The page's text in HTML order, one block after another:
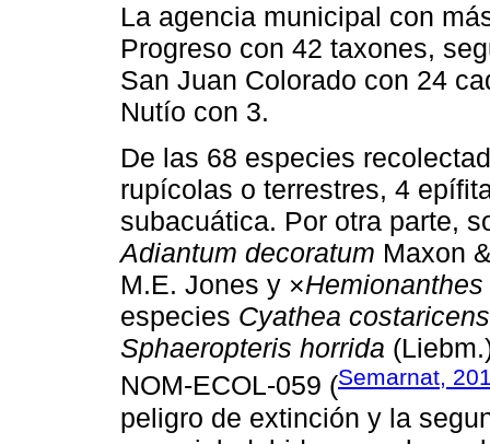
La agencia municipal con
Progreso con 42 taxones,
San Juan Colorado con 24
Nutío con 3.
De las 68 especies
rupícolas o terrestres, 4
subacuática. Por otra parte,
Adiantum decoratum Maxon
M.E. Jones y ×
especies Cyathea
Sphaeropteris horrida
NOM-ECOL-059 (Semarnat,
peligro de extinción y la